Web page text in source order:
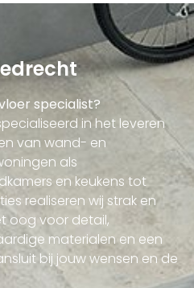
specialist?
in het leveren
van wand- en
als
en keukens tot
realiseren wij strak en
oog voor detail,
materialen en een
bij jouw wensen en de